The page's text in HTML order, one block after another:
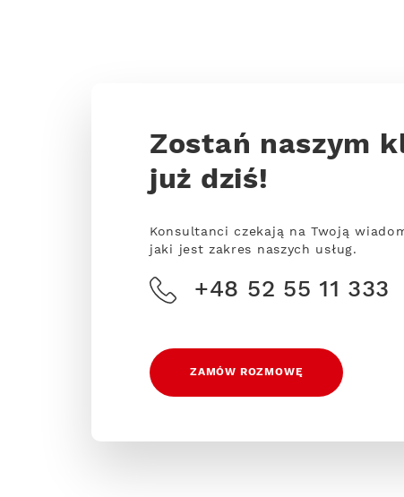
Zostań naszym
już dziś!
Konsultanci czekają na Twoją
jaki jest zakres naszych usług.
+48 52 55 11 333
ZAMÓW ROZMOWĘ